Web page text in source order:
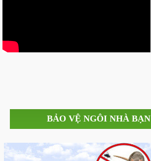
BẢO VỆ NGÔI NHÀ BẠN